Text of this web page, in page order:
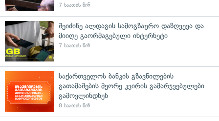
7 საათის წინ
შეიძინე ალდაგის სამოგზაურო დაზღვევა და
მიიღე გაორმაგებული ინტერნეტი
7 საათის წინ
საქართველოს ბანკის გზავნილების
გათამაშების მეორე კვირის გამარჯვებულები
გამოვლინდნენ
8 საათის წინ